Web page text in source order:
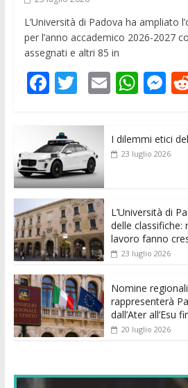
L’Università di Padova ha ampliato
per l’anno accademico 2026-2027
assegnati e altri 85 in
F
e
b
o
o
k
T
itt
er
E
ai
l
W
s
p
M
ss
e
er
I dilemmi etici
23 luglio 2026
L’Università di
delle classifiche:
lavoro fanno
23 luglio 2026
Nomine
rappresenterà
dall’Ater all’Esu
20 luglio 2026